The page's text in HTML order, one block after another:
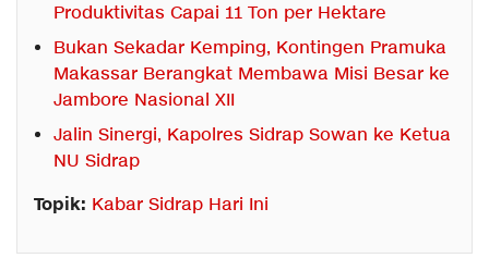
Produktivitas Capai 11 Ton per Hektare
Bukan Sekadar Kemping, Kontingen Pramuka
Makassar Berangkat Membawa Misi Besar ke
Jambore Nasional XII
Jalin Sinergi, Kapolres Sidrap Sowan ke Ketua
NU Sidrap
Topik: Kabar Sidrap Hari Ini